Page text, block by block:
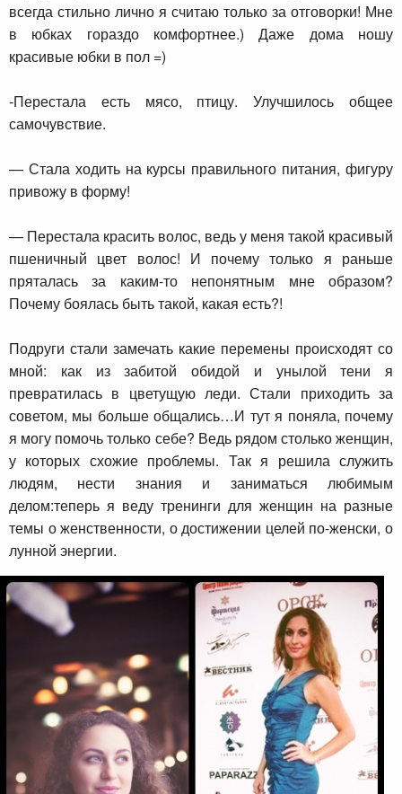
всегда стильно лично я считаю только за отговорки! Мне
в юбках гораздо комфортнее.) Даже дома ношу
красивые юбки в пол =)
-Перестала есть мясо, птицу. Улучшилось общее
самочувствие.
— Стала ходить на курсы правильного питания, фигуру
привожу в форму!
— Перестала красить волос, ведь у меня такой красивый
пшеничный цвет волос! И почему только я раньше
пряталась за каким-то непонятным мне образом?
Почему боялась быть такой, какая есть?!
Подруги стали замечать какие перемены происходят со
мной: как из забитой обидой и унылой тени я
превратилась в цветущую леди. Стали приходить за
советом, мы больше общались…И тут я поняла, почему
я могу помочь только себе? Ведь рядом столько женщин,
у которых схожие проблемы. Так я решила служить
людям, нести знания и заниматься любимым
делом:теперь я веду тренинги для женщин на разные
темы о женственности, о достижении целей по-женски, о
лунной энергии.